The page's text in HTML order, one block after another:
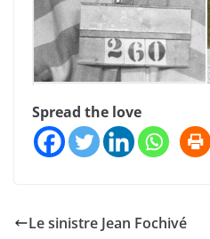
Spread the love
Le sinistre Jean Fochivé